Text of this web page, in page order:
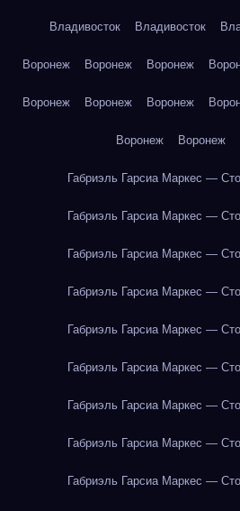
Владивосток Владивосток
Воронеж Воронеж Воронеж
Воронеж Воронеж Воронеж
Воронеж Воронеж
Габриэль Гарсиа Маркес —
Габриэль Гарсиа Маркес —
Габриэль Гарсиа Маркес —
Габриэль Гарсиа Маркес —
Габриэль Гарсиа Маркес —
Габриэль Гарсиа Маркес —
Габриэль Гарсиа Маркес —
Габриэль Гарсиа Маркес —
Габриэль Гарсиа Маркес —